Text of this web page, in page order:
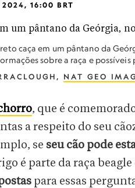
2024, 16:00 BRT
caça em um pântano da
sobre a raça e possíveis
NAT GEO
, que é
a respeito do seu
se seu cão pode
é parte da raça
para essas